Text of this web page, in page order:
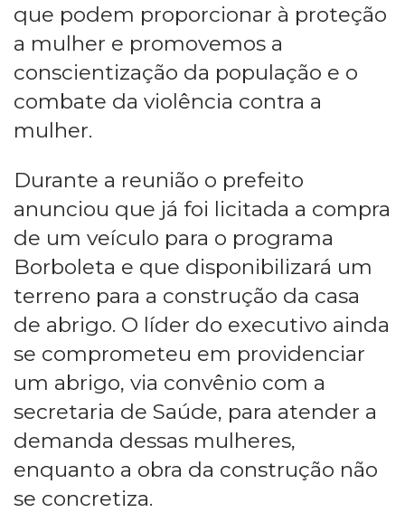
que podem proporcionar à proteção
a mulher e promovemos a
conscientização da população e o
combate da violência contra a
mulher.
Durante a reunião o prefeito
anunciou que já foi licitada a compra
de um veículo para o programa
Borboleta e que disponibilizará um
terreno para a construção da casa
de abrigo. O líder do executivo ainda
se comprometeu em providenciar
um abrigo, via convênio com a
secretaria de Saúde, para atender a
demanda dessas mulheres,
enquanto a obra da construção não
se concretiza.